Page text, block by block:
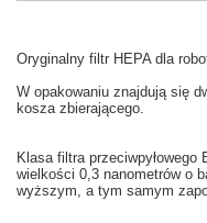
Oryginalny filtr HEPA dla
W opakowaniu znajdują się
kosza zbierającego.
Klasa filtra przeciwpyłowego
wielkości 0,3 nanometrów o
wyższym, a tym samym